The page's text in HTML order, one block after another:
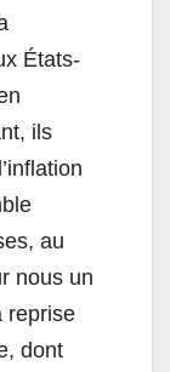
États-
ils
au
nous un
reprise
dont